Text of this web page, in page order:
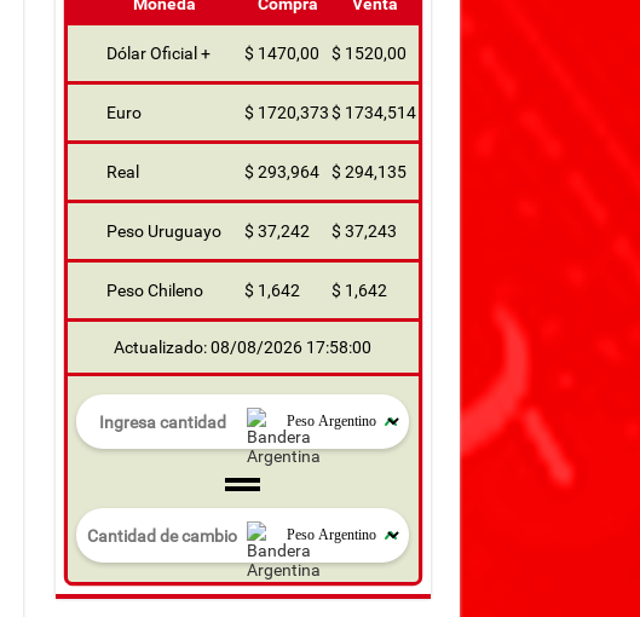
Dólar Oficial + $ 1470,00 $ 1520,00
Euro $ 1720,373$ 1734,514
Real $ 293,964 $ 294,135
Peso Uruguayo $ 37,242 $ 37,243
Peso Chileno $ 1,642 $ 1,642
Actualizado: 08/08/2026 17:58:00